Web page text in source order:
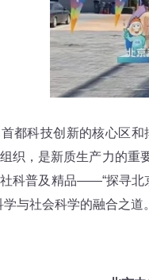
科技创新的核心区和
织，是新质生产力的重
科普及精品——“探寻北
学与社会科学的融合之道。